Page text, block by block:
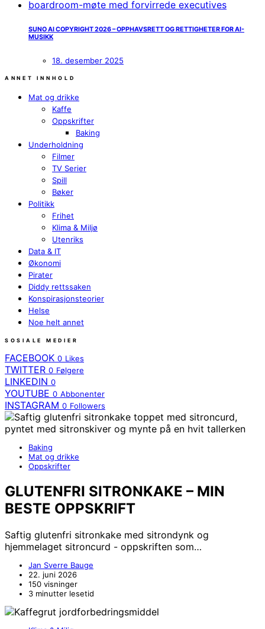
SUNO AI COPYRIGHT 2026 – OPPHAVSRETT OG RETTIGHETER FOR AI-
MUSIKK
18. desember 2025
ANNET INNHOLD
Mat og drikke
Kaffe
Oppskrifter
Baking
Underholdning
Filmer
TV Serier
Spill
Bøker
Politikk
Frihet
Klima & Miljø
Utenriks
Data & IT
Økonomi
Pirater
Diddy rettssaken
Konspirasjonsteorier
Helse
Noe helt annet
SOSIALE MEDIER
FACEBOOK 0 Likes
TWITTER 0 Følgere
LINKEDIN 0
YOUTUBE 0 Abbonenter
INSTAGRAM 0 Followers
Baking
Mat og drikke
Oppskrifter
GLUTENFRI SITRONKAKE – MIN
BESTE OPPSKRIFT
Saftig glutenfri sitronkake med sitrondynk og
hjemmelaget sitroncurd - oppskriften som…
Jan Sverre Bauge
22. juni 2026
150 visninger
3 minutter lesetid